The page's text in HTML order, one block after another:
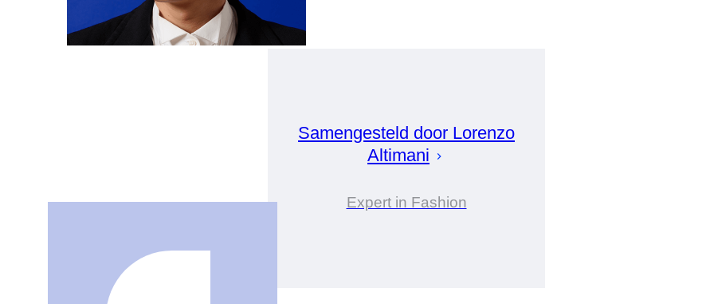
Samengesteld door Lorenzo
Altimani
Expert in Fashion